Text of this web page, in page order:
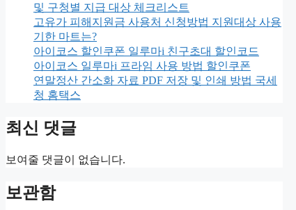
및 구청별 지급 대상 체크리스트
고유가 피해지원금 사용처 신청방법 지원대상 사용
기한 마트는?
아이코스 할인쿠폰 일루마i 친구초대 할인코드
아이코스 일루마i 프라임 사용 방법 할인쿠폰
연말정산 간소화 자료 PDF 저장 및 인쇄 방법 국세
청 홈택스
최신 댓글
보여줄 댓글이 없습니다.
보관함